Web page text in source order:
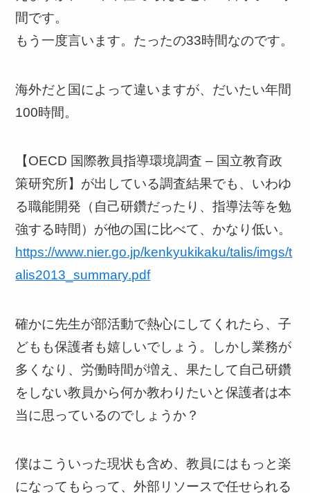
間です。
もう一度言います。たったの33時間なのです。
海外だと国によって違いますが、だいたい年間
100時間。
【OECD 国際教員指導環境調査 – 国立教育政
策研究所】が出している調査結果でも、いわゆ
る職能開発（自己研鑽だったり、指導法等を勉
強する時間）が他の国に比べて、かなり低い。
https://www.nier.go.jp/kenkyukikaku/talis/imgs/t
alis2013_summary.pdf
確かに先生が部活動で熱心にしてくれたら、子
どもも保護者も嬉しいでしょう。しかし業務が
多くなり、労働時間が増え、果たして自己研鑽
をしない教員から何か教わりたいと保護者は本
当に思っているのでしょうか？
僕はこういった現状も含め、教員にはもっと楽
になってもらって、外部リソースで任せられる